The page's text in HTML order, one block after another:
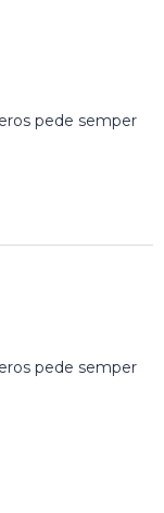
pede semper
pede semper